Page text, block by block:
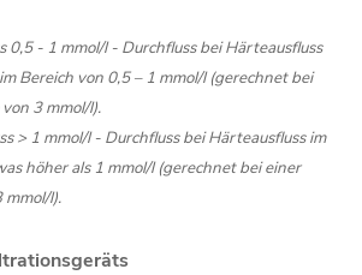
0,5 - 1 mmol/l - Durchfluss bei Härteausfluss
Bereich von 0,5 – 1 mmol/l (gerechnet bei
3 mmol/l).
> 1 mmol/l - Durchfluss bei Härteausfluss im
höher als 1 mmol/l (gerechnet bei einer
l).